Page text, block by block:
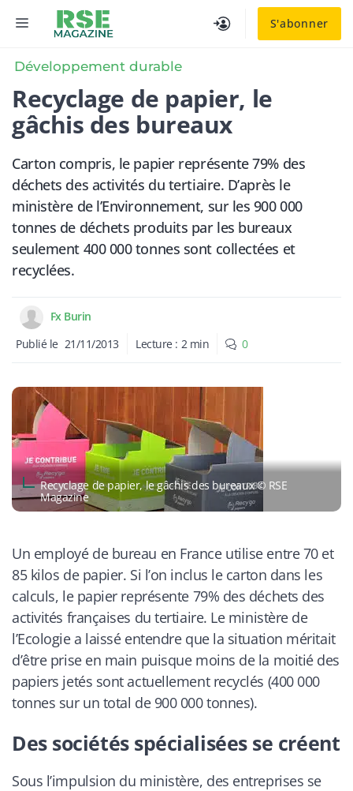
S'abonner
MENU
Développement durable
Recyclage de papier, le
gâchis des bureaux
Carton compris, le papier représente 79% des
déchets des activités du tertiaire. D’après le
ministère de l’Environnement, sur les 900 000
tonnes de déchets produits par les bureaux
seulement 400 000 tonnes sont collectées et
recyclées.
Fx Burin
Publié le 21/11/2013 Lecture : 2 min 0
Recyclage de papier, le gâchis des bureaux © RSE
Magazine
Un employé de bureau en France utilise entre 70 et
85 kilos de papier. Si l’on inclus le carton dans les
calculs, le papier représente 79% des déchets des
activités françaises du tertiaire. Le ministère de
l’Ecologie a laissé entendre que la situation méritait
d’être prise en main puisque moins de la moitié des
papiers jetés sont actuellement recyclés (400 000
tonnes sur un total de 900 000 tonnes).
Des sociétés spécialisées se créent
Sous l’impulsion du ministère, des entreprises se